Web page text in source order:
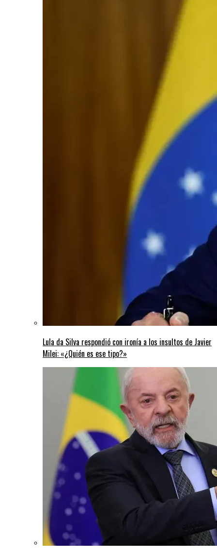
Lula da Silva respondió con ironía a los insultos de Javier
Milei: «¿Quién es ese tipo?»